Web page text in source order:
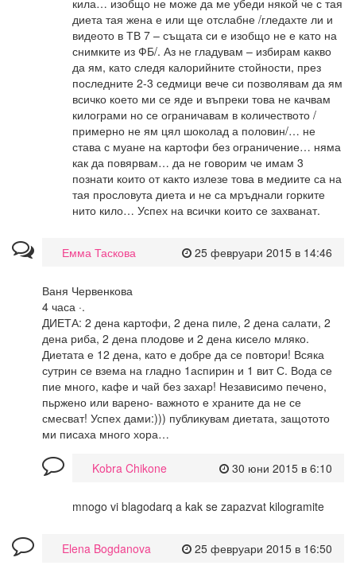
диета тая жена е или ще отслабне /гледахте ли и
видеото в ТВ 7 – същата си е изобщо не е като на
снимките из ФБ/. Аз не гладувам – избирам какво
да ям, като следя калорийните стойности, през
последните 2-3 седмици вече си позволявам да ям
всичко което ми се яде и въпреки това не качвам
килограми но се ограничавам в количеството /
примерно не ям цял шоколад а половин/… не
става с муане на картофи без ограничение… няма
как да повярвам… да не говорим че имам 3
познати които от както излезе това в медиите са на
тая прословута диета и не са мръднали горките
нито кило… Успех на всички които се захванат.
25 февруари 2015 в 14:46
Емма Таскова
Ваня Червенкова
4 часа ·.
ДИЕТА: 2 дена картофи, 2 дена пиле, 2 дена салати, 2
дена риба, 2 дена плодове и 2 дена кисело мляко.
Диетата е 12 дена, като е добре да се повтори! Всяка
сутрин се взема на гладно 1аспирин и 1 вит С. Вода се
пие много, кафе и чай без захар! Независимо печено,
пьржено или варено- важното е храните да не се
смесват! Успех дами:))) публикувам диетата, защотото
ми писаха много хора…
30 юни 2015 в 6:10
Kobra Chikone
mnogo vi blagodarq a kak se zapazvat kilogramite
25 февруари 2015 в 16:50
Elena Bogdanova